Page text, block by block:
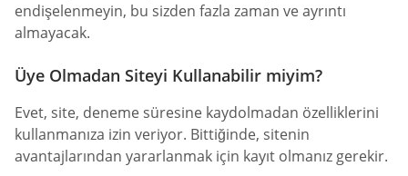
endişelenmeyin, bu sizden fazla zaman ve ayrıntı
almayacak.
Üye Olmadan Siteyi Kullanabilir miyim?
Evet, site, deneme süresine kaydolmadan özelliklerini
kullanmanıza izin veriyor. Bittiğinde, sitenin
avantajlarından yararlanmak için kayıt olmanız gerekir.